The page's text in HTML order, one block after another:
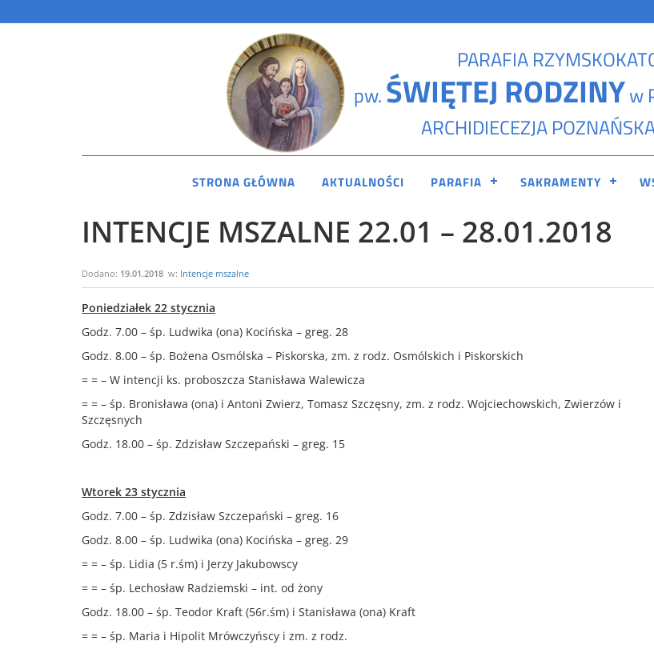
PARAFIA
pw.ŚWIĘTEJ RODZINYw
ARCHIDIECEZJA
STRONA GŁÓWNA AKTUALNOŚCI PARAFIA SAKRAMENTY
INTENCJE MSZALNE 22.01 – 28.01.2018
Dodano: 19.01.2018 w: Intencje mszalne
Poniedziałek 22 stycznia
Godz. 7.00 – śp. Ludwika (ona) Kocińska – greg. 28
Godz. 8.00 – śp. Bożena Osmólska – Piskorska, zm. z rodz. Osmólskich i Piskorskich
= = – W intencji ks. proboszcza Stanisława Walewicza
= = – śp. Bronisława (ona) i Antoni Zwierz, Tomasz Szczęsny, zm. z rodz. Wojciechowskich, Zwierzów i
Szczęsnych
Godz. 18.00 – śp. Zdzisław Szczepański – greg. 15
Wtorek 23 stycznia
Godz. 7.00 – śp. Zdzisław Szczepański – greg. 16
Godz. 8.00 – śp. Ludwika (ona) Kocińska – greg. 29
= = – śp. Lidia (5 r.śm) i Jerzy Jakubowscy
= = – śp. Lechosław Radziemski – int. od żony
Godz. 18.00 – śp. Teodor Kraft (56r.śm) i Stanisława (ona) Kraft
= = – śp. Maria i Hipolit Mrówczyńscy i zm. z rodz.